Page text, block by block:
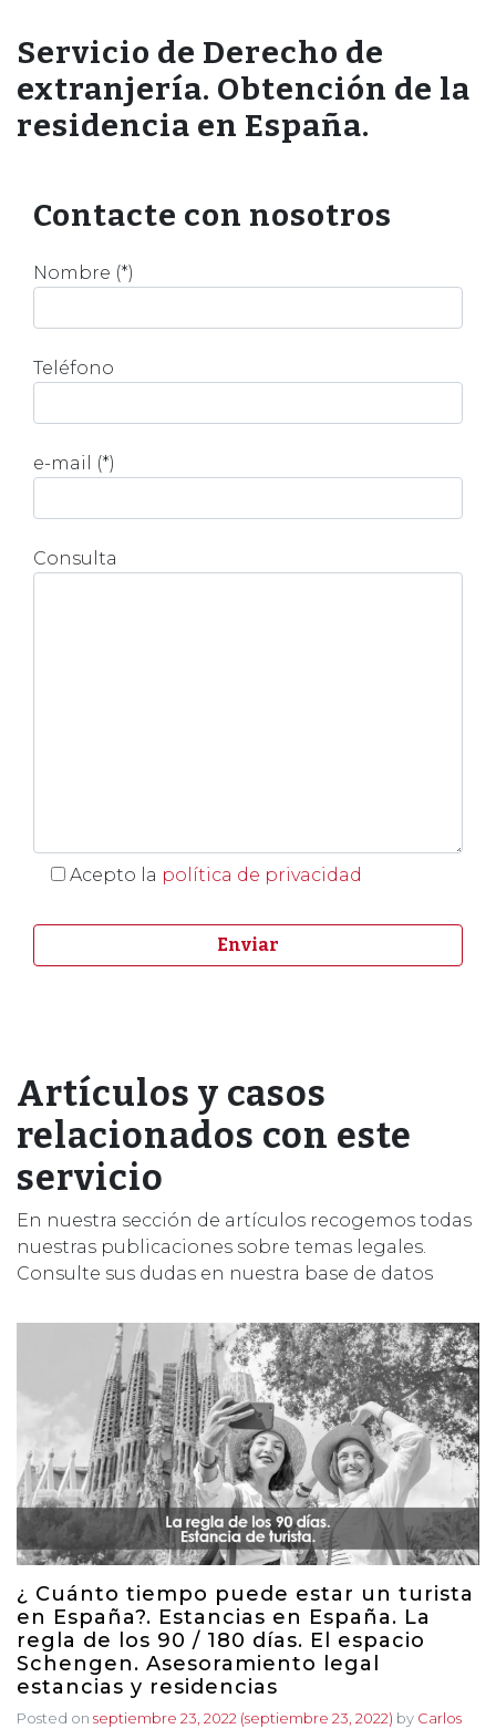
Servicio de Derecho de
extranjería. Obtención de la
residencia en España.
Contacte con nosotros
Nombre (*)
Teléfono
e-mail (*)
Consulta
Acepto la política de privacidad
Artículos y casos
relacionados con este
servicio
En nuestra sección de artículos recogemos todas
nuestras publicaciones sobre temas legales.
Consulte sus dudas en nuestra base de datos
¿ Cuánto tiempo puede estar un turista
en España?. Estancias en España. La
regla de los 90 / 180 días. El espacio
Schengen. Asesoramiento legal
estancias y residencias
Posted on septiembre 23, 2022 (septiembre 23, 2022) by Carlos